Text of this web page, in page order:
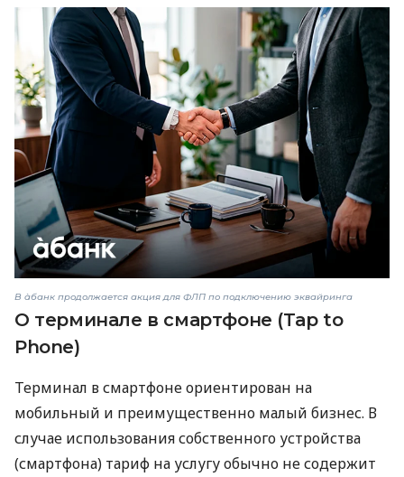
В àбанк продолжается акция для ФЛП по подключению эквайринга
О терминале в смартфоне (Tap to
Phone)
Терминал в смартфоне ориентирован на
мобильный и преимущественно малый бизнес. В
случае использования собственного устройства
(смартфона) тариф на услугу обычно не содержит